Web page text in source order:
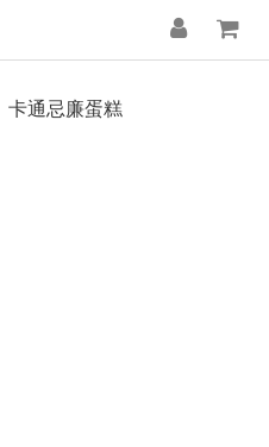
卡通忌廉蛋糕